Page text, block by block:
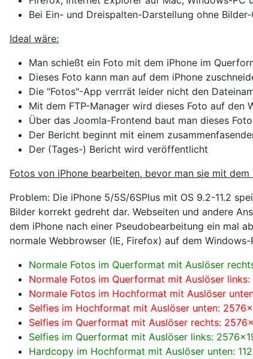
Bei Ein- und Dreispalten-Darstellung ohne
Ideal wäre:
Man schießt ein Foto mit dem iPhone im
Dieses Foto kann man auf dem iPhone
Die "Fotos"-App verrrät leider nicht den
Mit dem FTP-Manager wird dieses Foto auf den
Über das Joomla-Frontend baut man dieses
Der Bericht beginnt mit einem
Der (Tages-) Bericht wird veröffentlicht
Fotos von iPhone bearbeiten, bevor man sie mit
Problem: Die iPhone 5/5S/6SPlus mit OS 9.2-11.2
Bilder korrekt gedreht dar. Webseiten und andere
dem iPhone nach einer Pseudobearbeitung ein mal
normale Webbrowser (IE, Firefox) auf dem
Normale Fotos im Querformat mit Auslöser
Normale Fotos im Querformat mit Auslöser
Normale Fotos im Hochformat mit Auslöser
Selfies im Hochformat mit Auslöser unten:
Selfies im Querformat mit Auslöser rechts:
Selfies im Querformat mit Auslöser links:
Hardcopy im Hochformat mit Auslöser unten: